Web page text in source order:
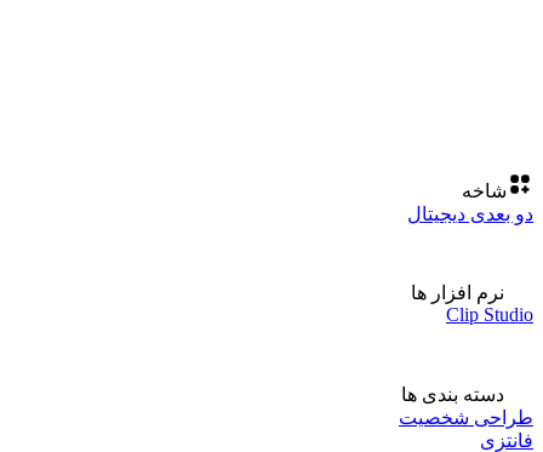
شاخه
دو بعدی دیجیتال
نرم افزار ها
Clip Studio
دسته بندی ها
طراحی شخصیت
فانتزی